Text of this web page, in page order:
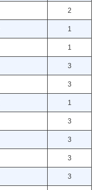
2
1
1
3
3
1
3
3
3
3